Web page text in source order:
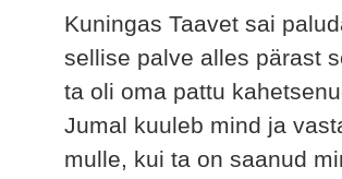
Kuningas Taavet sai
sellise palve alles pärast
ta oli oma pattu
Jumal kuuleb mind ja
mulle, kui ta on saanud